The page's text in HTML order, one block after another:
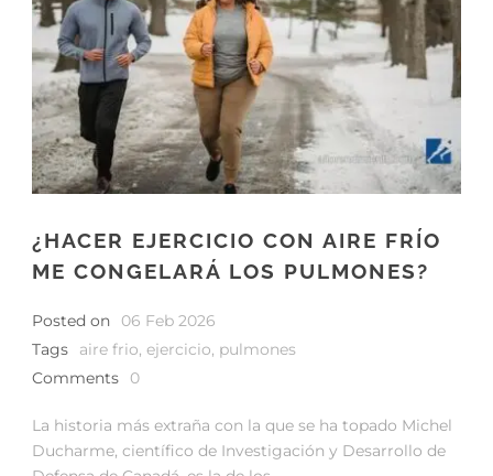
¿HACER EJERCICIO CON AIRE FRÍO
ME CONGELARÁ LOS PULMONES?
Posted on
06 Feb 2026
Tags
aire frio, ejercicio, pulmones
Comments
0
La historia más extraña con la que se ha topado Michel
Ducharme, científico de Investigación y Desarrollo de